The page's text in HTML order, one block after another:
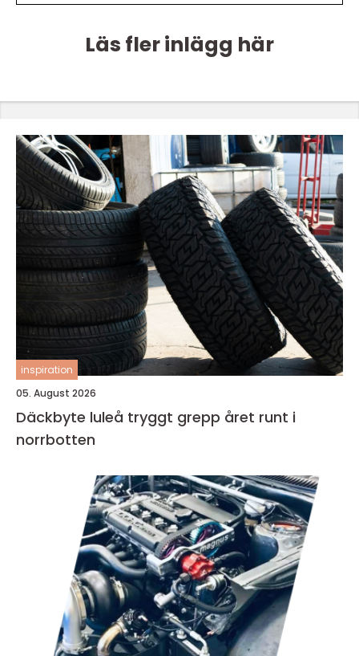
Läs fler inlägg här
inspiration
05. August 2026
Däckbyte luleå tryggt grepp året runt i
norrbotten